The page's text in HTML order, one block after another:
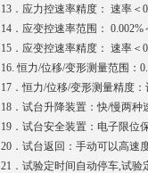
13．应力控速率精度： 速率＜
14．应变控速率范围： 0.002%
15．应变控速率精度： 速率＜
16. 恒力/位移/变形测量范围：
17．恒力/位移/变形测量精度
18．试台升降装置：快/慢两种
19．试台安全装置：电子限位
20．试台返回：手动可以高速
21．试验定时间自动停车,试